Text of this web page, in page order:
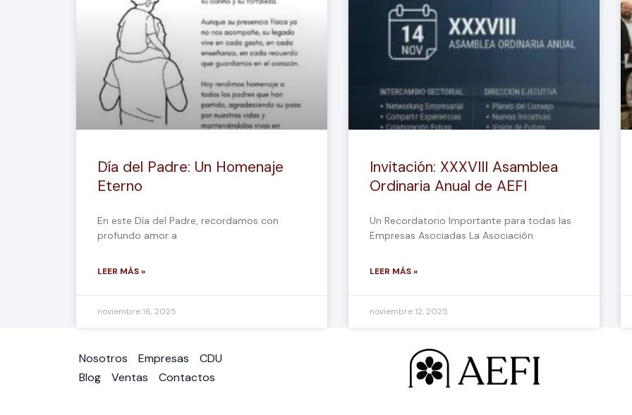
Día del Padre: Un Homenaje
Eterno
En este Día del Padre, recordamos con
profundo amor a
LEER MÁS »
noviembre 16, 2025
Invitación: XXXVIII Asamblea
Ordinaria Anual de AEFI
Un Recordatorio Importante para todas las
Empresas Asociadas La Asociación
LEER MÁS »
noviembre 12, 2025
Nosotros Empresas
CDU
Blog
Ventas Contactos